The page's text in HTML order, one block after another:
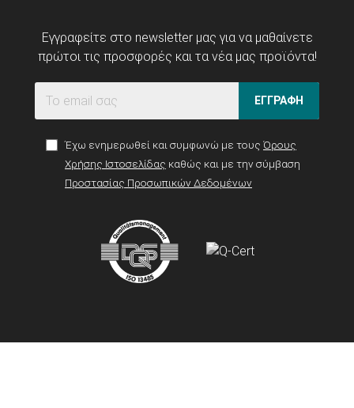
Εγγραφείτε στο newsletter μας για να μαθαίνετε
πρώτοι τις προσφορές και τα νέα μας προϊόντα!
ΕΓΓΡΑΦΗ
Έχω ενημερωθεί και συμφωνώ με τους Όρους
Χρήσης Ιστοσελίδας καθώς και με την σύμβαση
Προστασίας Προσωπικών Δεδομένων